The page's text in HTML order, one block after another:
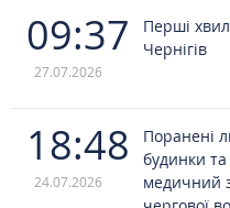
09:37
27.07.2026
Перші
Чернігів
18:48
24.07.2026
Поранені
будинки
медичний